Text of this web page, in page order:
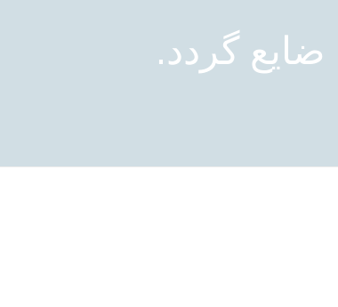
ضایع گردد.